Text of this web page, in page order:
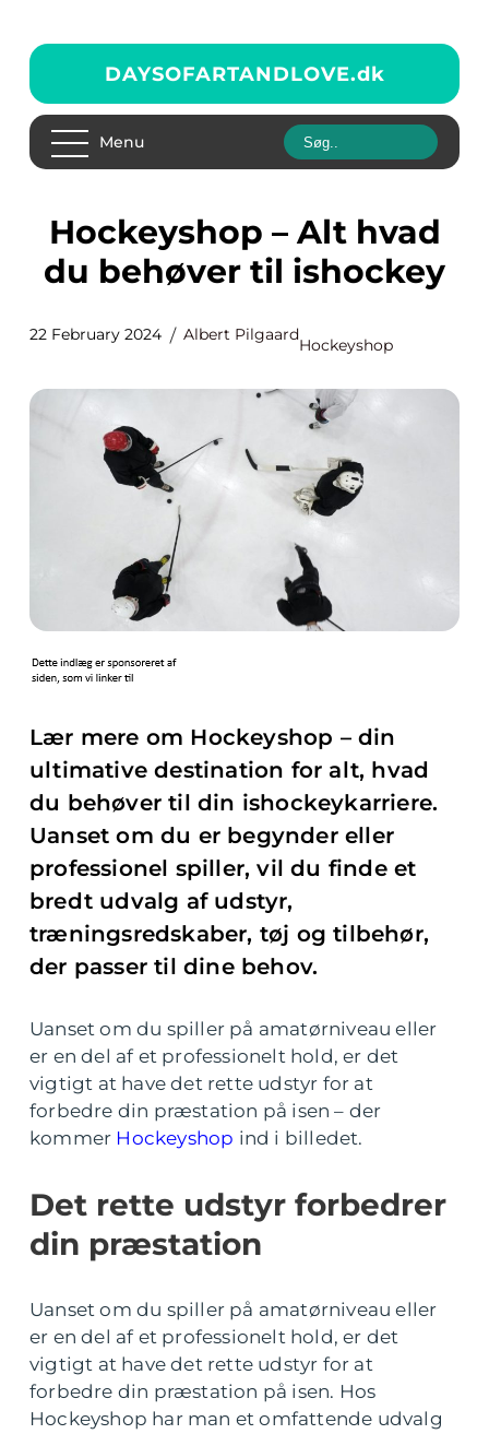
DAYSOFARTANDLOVE.dk
Menu
Hockeyshop – Alt hvad
du behøver til ishockey
22 February 2024 Albert Pilgaard
Hockeyshop
Lær mere om Hockeyshop – din
ultimative destination for alt, hvad
du behøver til din ishockeykarriere.
Uanset om du er begynder eller
professionel spiller, vil du finde et
bredt udvalg af udstyr,
træningsredskaber, tøj og tilbehør,
der passer til dine behov.
Uanset om du spiller på amatørniveau eller
er en del af et professionelt hold, er det
vigtigt at have det rette udstyr for at
forbedre din præstation på isen – der
kommer Hockeyshop ind i billedet.
Det rette udstyr forbedrer
din præstation
Uanset om du spiller på amatørniveau eller
er en del af et professionelt hold, er det
vigtigt at have det rette udstyr for at
forbedre din præstation på isen. Hos
Hockeyshop har man et omfattende udvalg